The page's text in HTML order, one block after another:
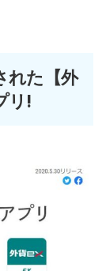
れた【外
リ!